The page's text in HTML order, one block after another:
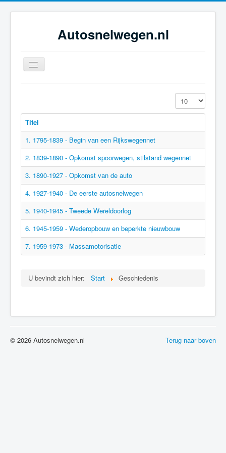
Autosnelwegen.nl
Toggle
Navigation
Netwerkontwikkeling
Dossiers
Tijdsbeelden
Foto-galerie
Toon #
Titel
1. 1795-1839 - Begin van een Rijkswegennet
2. 1839-1890 - Opkomst spoorwegen, stilstand wegennet
3. 1890-1927 - Opkomst van de auto
4. 1927-1940 - De eerste autosnelwegen
5. 1940-1945 - Tweede Wereldoorlog
6. 1945-1959 - Wederopbouw en beperkte nieuwbouw
7. 1959-1973 - Massamotorisatie
U bevindt zich hier: Start Geschiedenis
Terug naar boven
© 2026 Autosnelwegen.nl